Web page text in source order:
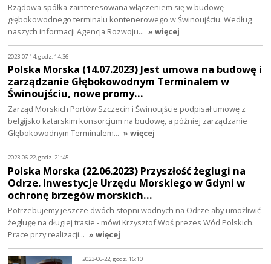
Rządowa spółka zainteresowana włączeniem się w budowę
głębokowodnego terminalu kontenerowego w Świnoujściu. Według
naszych informacji Agencja Rozwoju… » więcej
2023-07-14, godz. 14:36
Polska Morska (14.07.2023) Jest umowa na budowę i
zarządzanie Głębokowodnym Terminalem w
Świnoujściu, nowe promy…
Zarząd Morskich Portów Szczecin i Świnoujście podpisał umowę z
belgijsko katarskim konsorcjum na budowę, a później zarządzanie
Głębokowodnym Terminalem… » więcej
2023-06-22, godz. 21:45
Polska Morska (22.06.2023) Przyszłość żeglugi na
Odrze. Inwestycje Urzędu Morskiego w Gdyni w
ochronę brzegów morskich…
Potrzebujemy jeszcze dwóch stopni wodnych na Odrze aby umożliwić
żeglugę na długiej trasie - mówi Krzysztof Woś prezes Wód Polskich.
Prace przy realizacji… » więcej
2023-06-22, godz. 16:10